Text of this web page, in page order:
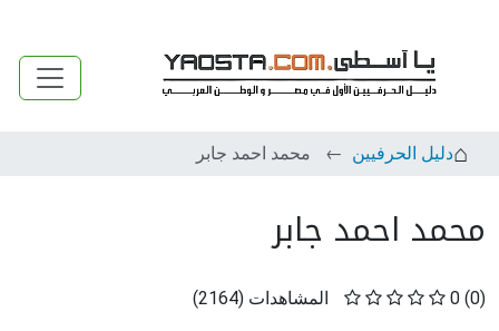
دليل الحرفيين محمد احمد جابر
محمد احمد جابر
(0)
0 المشاهدات (
2164
)